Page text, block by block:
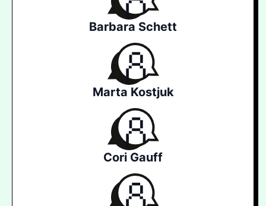
Barbara Schett
Marta Kostjuk
Cori Gauff